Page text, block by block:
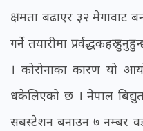
क्षमता बढाएर ३२ मेगावाट
गर्ने तयारीमा प्रर्वद्धकहरु
। कोरोनाका कारण यो
धकेलिएको छ । नेपाल
सबस्टेशन बनाउन ७ नम्बर